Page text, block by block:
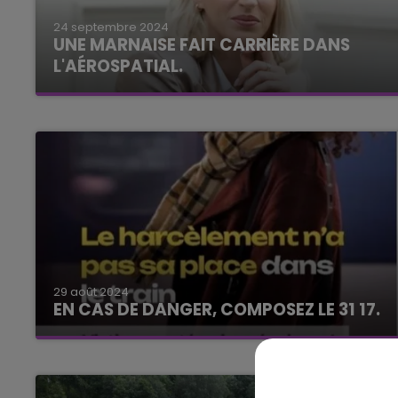
16h00 - 20h00
LE WEEK-END CHAMPAGNE FM
24 septembre 2024
UNE MARNAISE FAIT CARRIÈRE DANS
L'AÉROSPATIAL.
29 août 2024
EN CAS DE DANGER, COMPOSEZ LE 31 17.